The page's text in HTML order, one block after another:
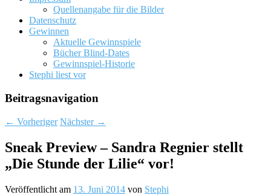
Quellenangabe für die Bilder
Datenschutz
Gewinnen
Aktuelle Gewinnspiele
Bücher Blind-Dates
Gewinnspiel-Historie
Stephi liest vor
Beitragsnavigation
← Vorheriger Nächster →
Sneak Preview – Sandra Regnier stellt
„Die Stunde der Lilie“ vor!
Veröffentlicht am 13. Juni 2014 von Stephi